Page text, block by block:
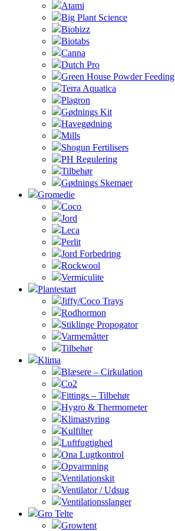
Atami
Big Plant Science
Biobizz
Biotabs
Canna
Dutch Pro
Green House Powder Feeding
Terra Aquatica
Plagron
Gødnings Kit
Havegødning
Mills
Shogun Fertilisers
PH Regulering
Tilbehør
Gødnings Skemaer
Gromedie
Coco
Jord
Leca
Perlit
Jord Forbedring
Rockwool
Vermiculite
Plantestart
Jiffy/Coco Trays
Rodhormon
Stiklinge Propogator
Varmemåtter
Tilbehør
Klima
Blæsere – Cirkulation
Co2
Fittings – Tilbehør
Hygro & Thermometer
Klimastyring
Kulfilter
Luftfugtighed
Ona Lugtkontrol
Opvarmning
Ventilationskit
Ventilator / Udsug
Ventilationsslanger
Gro Telte
Growtent